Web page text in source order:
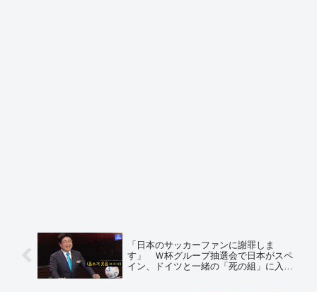
「日本のサッカーファンに謝罪しま
す」 Ｗ杯グループ抽選会で日本がスペ
イン、ドイツと一緒の「死の組」に入っ